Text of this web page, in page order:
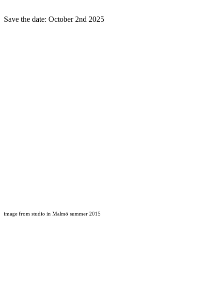
Save the date: October 2nd 2025
image from studio in Malmö summer 2015